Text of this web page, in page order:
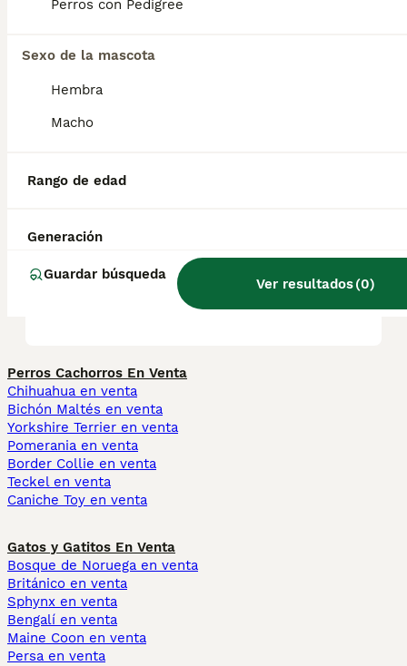
Perros con Pedigree
Sexo de la mascota
Hembra
Macho
Rango de edad
Generación
Guardar búsqueda
Ver resultados(0)
juntos; algunos ejemplares de esta raza
¿Braco Alemán cuánto
crece?
¿Cómo saber si un braco
¿Cómo es el carácter de un
braco alemán?
Perros Cachorros En Venta
Chihuahua en venta
Bichón Maltés en venta
Yorkshire Terrier en venta
Pomerania en venta
Border Collie en venta
Teckel en venta
Caniche Toy en venta
Gatos y Gatitos En Venta
Bosque de Noruega en venta
Británico en venta
Sphynx en venta
Bengalí en venta
Maine Coon en venta
Persa en venta